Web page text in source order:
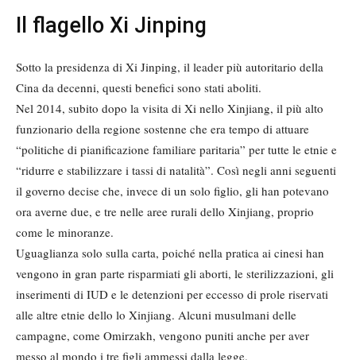
Il flagello Xi Jinping
Sotto la presidenza di Xi Jinping, il leader più autoritario della
Cina da decenni, questi benefici sono stati aboliti.
Nel 2014, subito dopo la visita di Xi nello Xinjiang, il più alto
funzionario della regione sostenne che era tempo di attuare
“politiche di pianificazione familiare paritaria” per tutte le etnie e
“ridurre e stabilizzare i tassi di natalità”. Così negli anni seguenti
il governo decise che, invece di un solo figlio, gli han potevano
ora averne due, e tre nelle aree rurali dello Xinjiang, proprio
come le minoranze.
Uguaglianza solo sulla carta, poiché nella pratica ai cinesi han
vengono in gran parte risparmiati gli aborti, le sterilizzazioni, gli
inserimenti di IUD e le detenzioni per eccesso di prole riservati
alle altre etnie dello lo Xinjiang. Alcuni musulmani delle
campagne, come Omirzakh, vengono puniti anche per aver
messo al mondo i tre figli ammessi dalla legge.